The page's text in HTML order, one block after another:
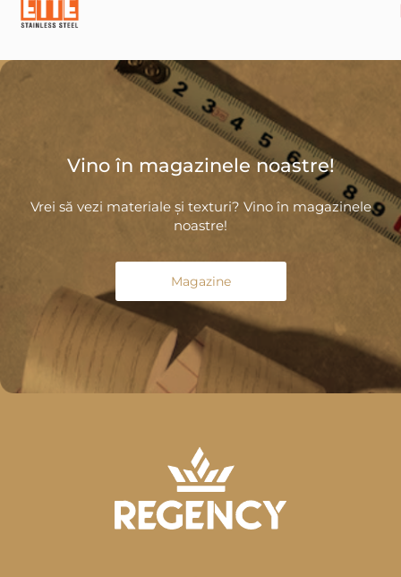
Vino în magazinele noastre!
Vrei să vezi materiale și texturi? Vino în magazinele
noastre!
Magazine